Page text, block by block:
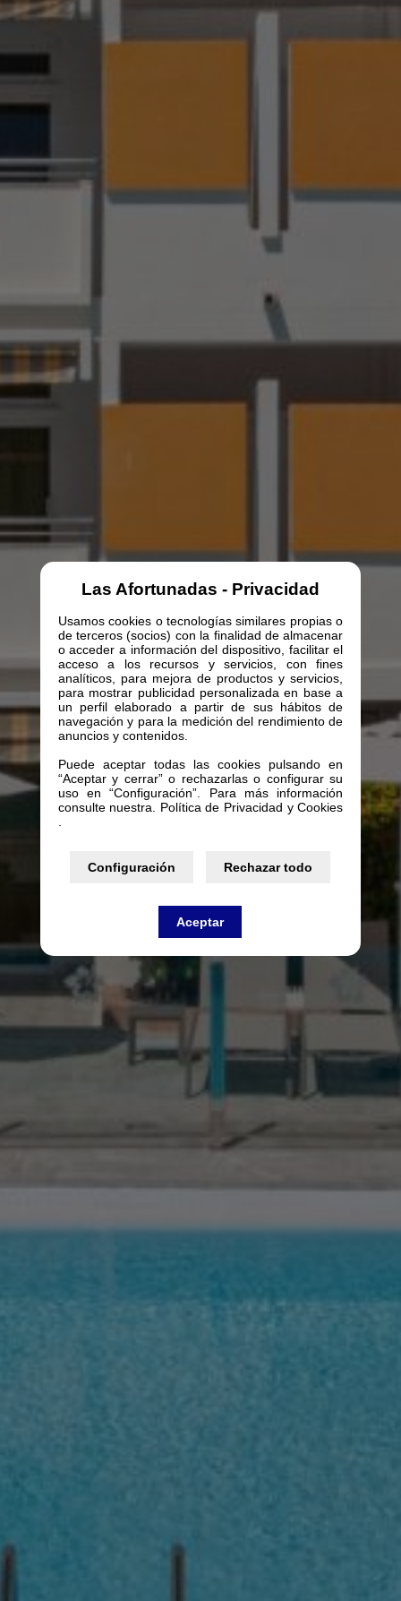
Las Afortunadas - Privacidad
Usamos cookies o tecnologías similares propias o
de terceros (socios) con la finalidad de almacenar
o acceder a información del dispositivo, facilitar el
acceso a los recursos y servicios, con fines
analíticos, para mejora de productos y servicios,
para mostrar publicidad personalizada en base a
un perfil elaborado a partir de sus hábitos de
navegación y para la medición del rendimiento de
anuncios y contenidos.
Puede aceptar todas las cookies pulsando en
“Aceptar y cerrar” o rechazarlas o configurar su
uso en “Configuración”. Para más información
consulte nuestra. Política de Privacidad y Cookies
Configuración Rechazar todo
Aceptar